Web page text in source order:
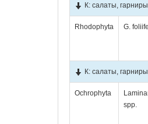
К: салаты,
Rhodophyta G.
К: салаты,
Ochrophyta
spp.